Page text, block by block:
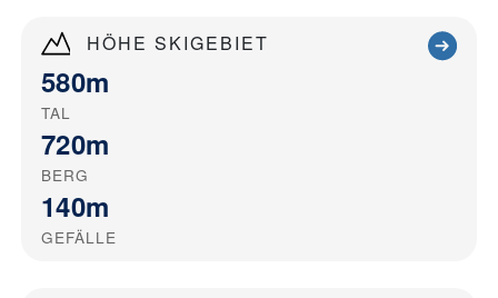
HÖHE SKIGEBIET
580m
TAL
720m
BERG
140m
GEFÄLLE